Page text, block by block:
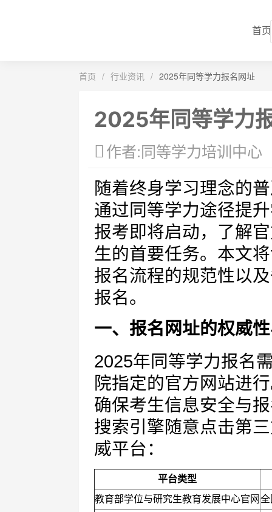
首页
首页 / 行业资讯 / 2025年同等学力报名网址
2025年同等学力
作者:同等学力培训中心
随着终身学习理念的
通过同等学力途径提
报考即将启动，了解
生的首要任务。本文
报名流程的规范性以
报名。
一、报名网址的权威
2025年同等学力报名
院指定的官方网站进
确保考生信息安全与
搜索引擎随意点击第
威平台：
平台类型
教育部学位与研究生教育发展中心官网 全